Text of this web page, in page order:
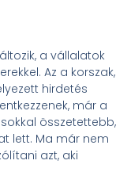
a vállalatok
Az a korszak,
hirdetés
már a
összetettebb,
lett. Ma már nem
azt, aki